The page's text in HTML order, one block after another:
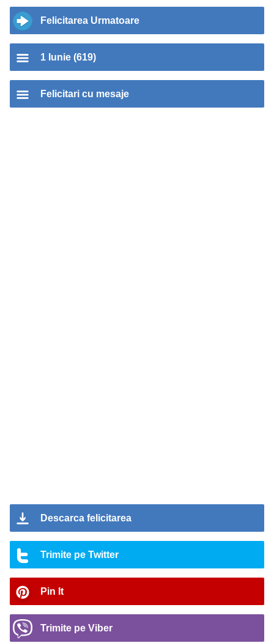
Felicitarea Urmatoare
1 Iunie (619)
Felicitari cu mesaje
Descarca felicitarea
Trimite pe Twitter
Pin It
Trimite pe Viber